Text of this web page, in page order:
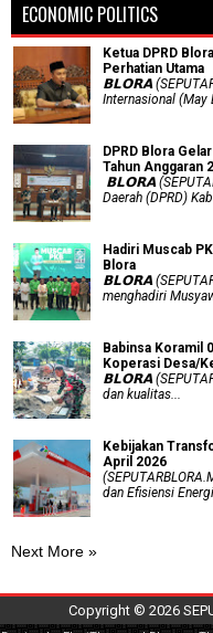
ECONOMIC POLITICS
Ketua DPRD
Perhatian Utama
​𝗕𝗟𝗢𝗥𝗔
Internasional (May
DPRD Blora
Tahun Anggaran
𝗕𝗟𝗢𝗥𝗔
Daerah (DPRD)
Hadiri Muscab
Blora
𝗕𝗟𝗢𝗥𝗔
menghadiri
Babinsa Koramil
Koperasi Desa/
𝗕𝗟𝗢𝗥𝗔
dan kualitas...
Kebijakan
April 2026
dan Efisiensi
Next More »
Copyright © 2026